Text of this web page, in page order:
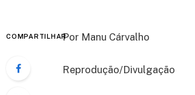
COMPARTILHARPor Manu Cárvalho
Reprodução/Divulgação